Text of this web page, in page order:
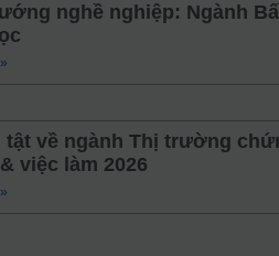
nghề nghiệp: Ngành
tật về ngành Thị trường
việc làm 2026